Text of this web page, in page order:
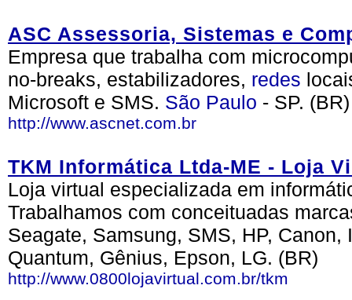
ASC Assessoria, Sistemas e
Empresa que trabalha com
no-breaks, estabilizadores, redes
Microsoft e SMS. São Paulo - SP. (BR)
http://www.ascnet.com.br
TKM Informática Ltda-ME - Loja
Loja virtual especializada em
Trabalhamos com conceituadas
Seagate, Samsung, SMS, HP,
Quantum, Gênius, Epson, LG. (BR)
http://www.0800lojavirtual.com.br/tkm